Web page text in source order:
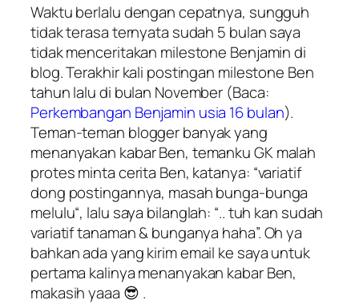
Waktu berlalu dengan cepatnya, sungguh
tidak terasa ternyata sudah 5 bulan saya
tidak menceritakan milestone Benjamin di
blog. Terakhir kali postingan milestone Ben
tahun lalu di bulan November (Baca:
Perkembangan Benjamin usia 16 bulan).
Teman-teman blogger banyak yang
menanyakan kabar Ben, temanku GK malah
protes minta cerita Ben, katanya: “variatif
dong postingannya, masah bunga-bunga
melulu“, lalu saya bilanglah: “..tuh kan sudah
variatif tanaman & bunganya haha”. Oh ya
bahkan ada yang kirim email ke saya untuk
pertama kalinya menanyakan kabar Ben,
makasih yaaa 😎 .